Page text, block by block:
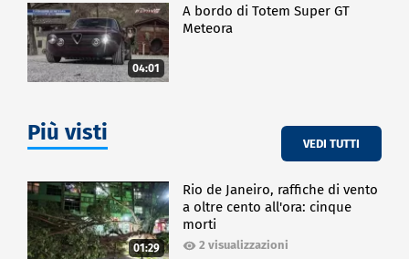
04:01
A bordo di Totem Super GT
Meteora
Più visti VEDI TUTTI
01:29
Rio de Janeiro, raffiche di vento
a oltre cento all'ora: cinque
morti
2 visualizzazioni